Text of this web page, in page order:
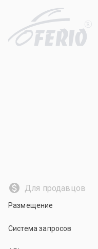
R
Для продавцов
Размещение
Система запросов